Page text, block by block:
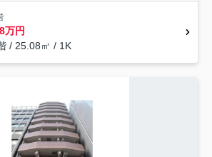
万円
/ 25.08㎡ / 1K